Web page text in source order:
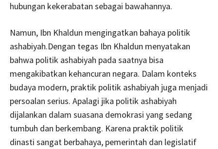
hubungan kekerabatan sebagai bawahannya.
Namun, Ibn Khaldun mengingatkan bahaya politik
ashabiyah.Dengan tegas Ibn Khaldun menyatakan
bahwa politik ashabiyah pada saatnya bisa
mengakibatkan kehancuran negara. Dalam konteks
budaya modern, praktik politik ashabiyah juga menjadi
persoalan serius. Apalagi jika politik ashabiyah
dijalankan dalam suasana demokrasi yang sedang
tumbuh dan berkembang. Karena praktik politik
dinasti sangat berbahaya, pemerintah dan legislatif